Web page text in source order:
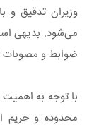
وزیران تدقیق
می‌شود. بدیهی
ضوابط و مصوبات
با توجه به
محدوده و حریم